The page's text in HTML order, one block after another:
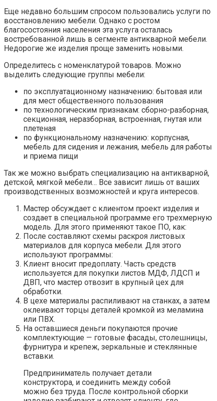
Еще недавно большим спросом пользовались услуги по
восстановлению мебели. Однако с ростом
благосостояния населения эта услуга осталась
востребованной лишь в сегменте антикварной мебели.
Недорогие же изделия проще заменить новыми.
Определитесь с номенклатурой товаров. Можно
выделить следующие группы мебели:
по эксплуатационному назначению: бытовая или
для мест общественного пользования
по технологическим признакам: сборно-разборная,
секционная, неразборная, встроенная, гнутая или
плетеная
по функциональному назначению: корпусная,
мебель для сидения и лежания, мебель для работы
и приема пищи
Так же можно выбрать специализацию на антикварной,
детской, мягкой мебели… Все зависит лишь от ваших
производственных возможностей и круга интересов.
Мастер обсуждает с клиентом проект изделия и
создает в специальной программе его трехмерную
модель. Для этого применяют такое ПО, как:
После составляют схемы раскроя листовых
материалов для корпуса мебели. Для этого
используют программы:
Клиент вносит предоплату. Часть средств
используется для покупки листов МДФ, ЛДСП и
ДВП, что мастер отвозит в крупный цех для
обработки.
В цехе материалы распиливают на станках, а затем
оклеивают торцы деталей кромкой из меламина
или ПВХ.
На оставшиеся деньги покупаются прочие
комплектующие — готовые фасады, столешницы,
фурнитура и крепеж, зеркальные и стеклянные
вставки.
Предприниматель получает детали
конструктора, и соединить между собой
можно без труда. После контрольной сборки